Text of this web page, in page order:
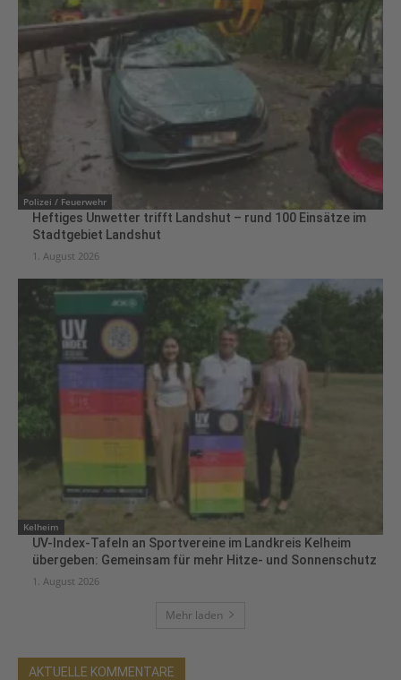
Polizei / Feuerwehr
Heftiges Unwetter trifft Landshut – rund 100 Einsätze im
Stadtgebiet Landshut
1. August 2026
Kelheim
UV-Index-Tafeln an Sportvereine im Landkreis Kelheim
übergeben: Gemeinsam für mehr Hitze- und Sonnenschutz
1. August 2026
Mehr laden
AKTUELLE KOMMENTARE